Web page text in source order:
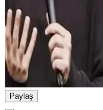
Paylaş